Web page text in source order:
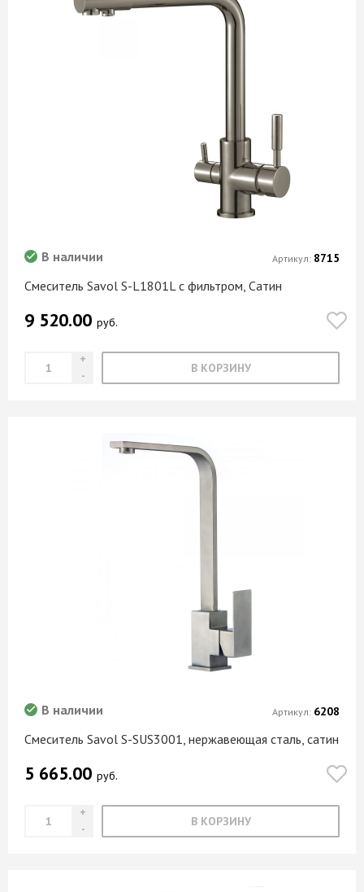
Смеситель Savol S-L1801L с фильтром, Сатин
В наличии
9 520.00 руб.
В КОРЗИНУ
Артикул: 8715
Смеситель Savol S-SUS3001, нержавеющая сталь, сатин
В наличии
5 665.00 руб.
В КОРЗИНУ
Артикул: 6208